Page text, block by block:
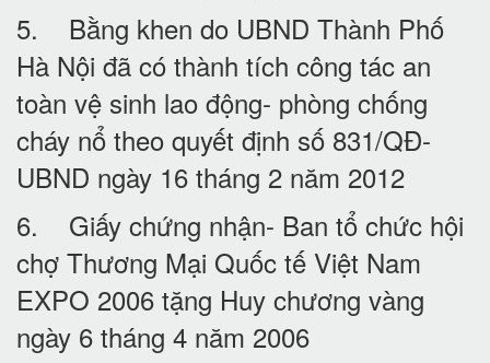
5. Bằng khen do UBND Thành Phố
Hà Nội đã có thành tích công tác an
toàn vệ sinh lao động- phòng chống
cháy nổ theo quyết định số 831/QĐ-
UBND ngày 16 tháng 2 năm 2012
6. Giấy chứng nhận- Ban tổ chức hội
chợ Thương Mại Quốc tế Việt Nam
EXPO 2006 tặng Huy chương vàng
ngày 6 tháng 4 năm 2006